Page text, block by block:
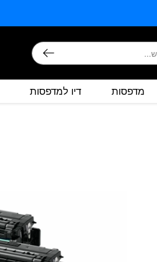
מדפסות דיו למדפסות